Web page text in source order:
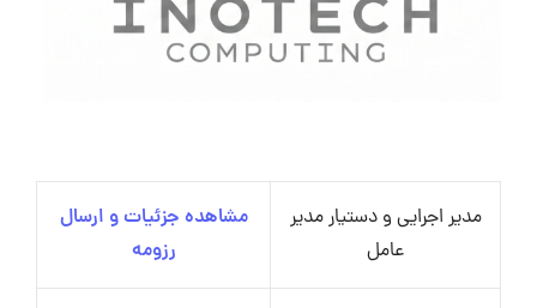
مدیر اجرایی و دستیار مدیر
عامل
مشاهده جزئیات و ارسال
رزومه